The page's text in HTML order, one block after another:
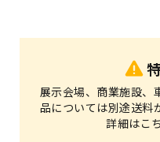
展示会場、商業施設、
品については別途送料
詳細はこ